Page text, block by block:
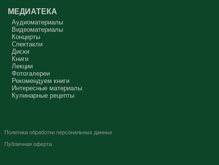
МЕДИАТЕКА
Аудиоматериалы
Видеоматериалы
Концерты
Спектакли
Диски
Книги
Лекции
Фотогалереи
Рекомендуем книги
Интересные материалы
Кулинарные рецепты
Политика обработки персональных данных
Публичная оферта